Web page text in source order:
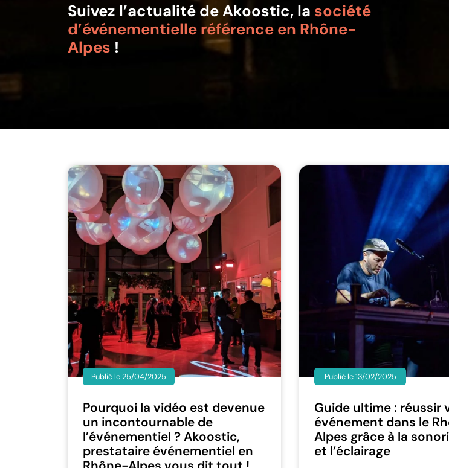
Suivez l’actualité de Akoostic, la société
d’événementielle référence en Rhône-
Alpes !
Publié le 25/04/2025
Pourquoi la vidéo est devenue
un incontournable de
l’événementiel ? Akoostic,
prestataire événementiel en
Publié le 13/02/2025
Guide ultime : réussir
événement dans le
Alpes grâce à la
et l’éclairage